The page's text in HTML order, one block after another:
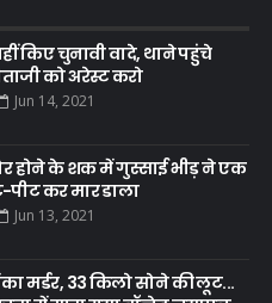
किए चुनावी वादे, थाने पहुंचे
को अरेस्ट करो
Jun 14, 2021
होने के शक में गुस्साई भीड़ ने एक
पीट कर मार डाला
Jun 13, 2021
मर्डर, 33 किलो सोने की लूट...